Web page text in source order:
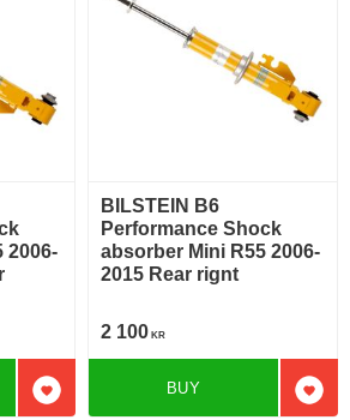
2006-
Add to favorites
BILSTEIN B6
Performance Shock
absorber Mini R55 2006-
2015 Rear rignt
2 100 KR
Add
BUY